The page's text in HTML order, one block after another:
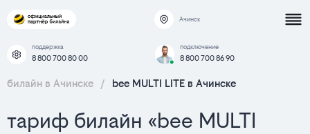
Ачинск
поддержка
8 800 700 80 00
подключение
8 800 700 86 90
билайн в Ачинске / bee MULTI LITE в Ачинске
тариф билайн «bee MULTI